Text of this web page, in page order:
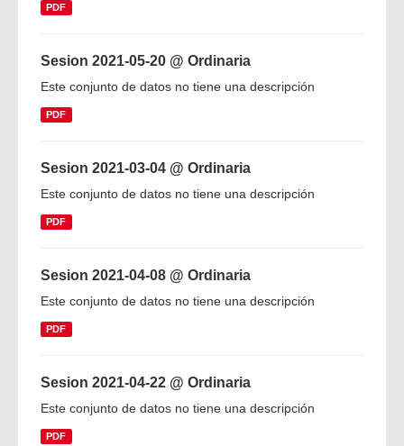
PDF
Sesion 2021-05-20 @ Ordinaria
Este conjunto de datos no tiene una descripción
PDF
Sesion 2021-03-04 @ Ordinaria
Este conjunto de datos no tiene una descripción
PDF
Sesion 2021-04-08 @ Ordinaria
Este conjunto de datos no tiene una descripción
PDF
Sesion 2021-04-22 @ Ordinaria
Este conjunto de datos no tiene una descripción
PDF